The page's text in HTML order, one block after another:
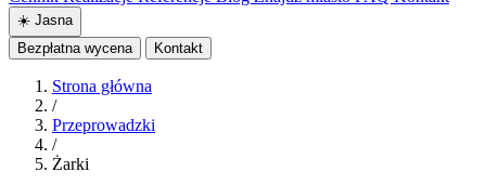
☀️ Jasna
Bezpłatna wycena
Kontakt
Strona główna
/
Przeprowadzki
/
Żarki